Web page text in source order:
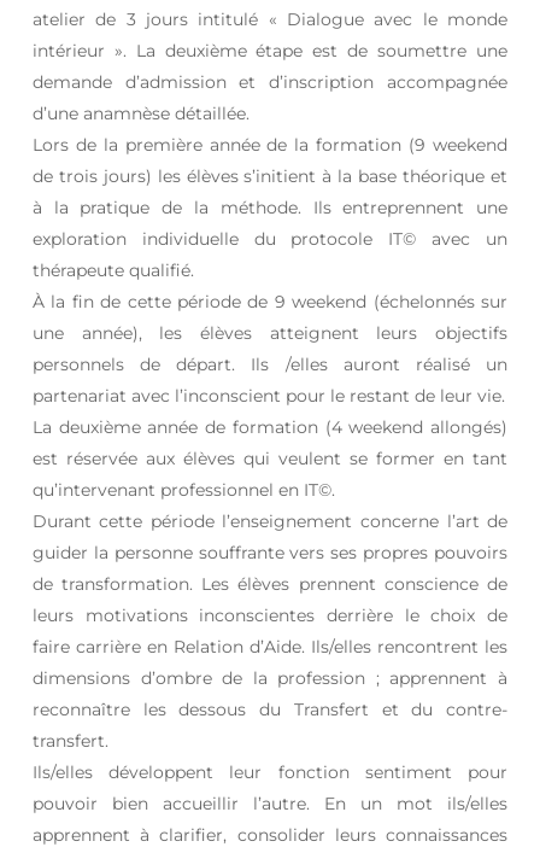
atelier de 3 jours intitulé « Dialogue avec le monde
intérieur ». La deuxième étape est de soumettre une
demande d’admission et d’inscription accompagnée
d’une anamnèse détaillée.
Lors de la première année de la formation (9 weekend
de trois jours) les élèves s’initient à la base théorique et
à la pratique de la méthode. Ils entreprennent une
exploration individuelle du protocole IT© avec un
thérapeute qualifié.
À la fin de cette période de 9 weekend (échelonnés sur
une année), les élèves atteignent leurs objectifs
personnels de départ. Ils /elles auront réalisé un
partenariat avec l’inconscient pour le restant de leur vie.
La deuxième année de formation (4 weekend allongés)
est réservée aux élèves qui veulent se former en tant
qu’intervenant professionnel en IT©.
Durant cette période l’enseignement concerne l’art de
guider la personne souffrante vers ses propres pouvoirs
de transformation. Les élèves prennent conscience de
leurs motivations inconscientes derrière le choix de
faire carrière en Relation d’Aide. Ils/elles rencontrent les
dimensions d’ombre de la profession ; apprennent à
reconnaître les dessous du Transfert et du contre-
transfert.
Ils/elles développent leur fonction sentiment pour
pouvoir bien accueillir l’autre. En un mot ils/elles
apprennent à clarifier, consolider leurs connaissances